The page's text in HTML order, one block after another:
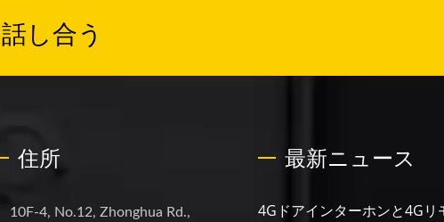
し合う
住所
10F-4, No.12, Zhonghua Rd.,
最新ニュース
4Gドアインターホンと4Gリ